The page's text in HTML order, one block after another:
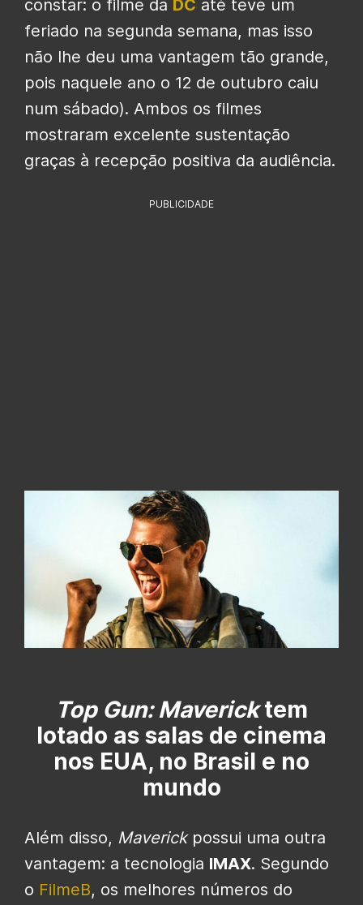
constar: o filme da DC até teve um
feriado na segunda semana, mas isso
não lhe deu uma vantagem tão grande,
pois naquele ano o 12 de outubro caiu
num sábado). Ambos os filmes
mostraram excelente sustentação
graças à recepção positiva da audiência.
PUBLICIDADE
Top Gun: Mavericktem
lotado as salas de cinema
nos EUA, no Brasil e no
mundo
Além disso, Maverick possui uma outra
vantagem: a tecnologia IMAX. Segundo
o FilmeB, os melhores números do